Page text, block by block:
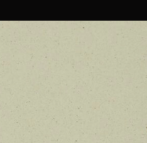
ショ
イアリー
メンバーシップ
バー登録